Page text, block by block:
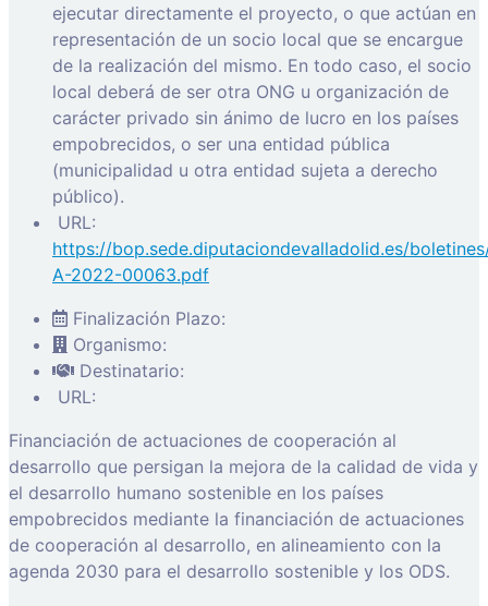
ejecutar directamente el proyecto, o que actúan en
representación de un socio local que se encargue
de la realización del mismo. En todo caso, el socio
local deberá de ser otra ONG u organización de
carácter privado sin ánimo de lucro en los países
empobrecidos, o ser una entidad pública
(municipalidad u otra entidad sujeta a derecho
público).
URL:
https://bop.sede.diputaciondevalladolid.es/
A-2022-00063.pdf
Finalización Plazo:
Organismo:
Destinatario:
URL:
Financiación de actuaciones de cooperación al
desarrollo que persigan la mejora de la calidad de vida y
el desarrollo humano sostenible en los países
empobrecidos mediante la financiación de actuaciones
de cooperación al desarrollo, en alineamiento con la
agenda 2030 para el desarrollo sostenible y los ODS.